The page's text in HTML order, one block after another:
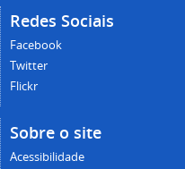
Redes Sociais
Facebook
Twitter
Flickr
Sobre o site
Acessibilidade